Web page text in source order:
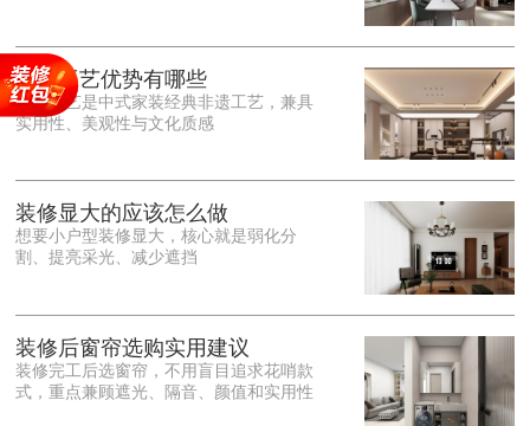
雕细琢的砖、木、石雕为特色，线条古朴
大气，意境悠远，自带东方中式雅致韵
味，耐看且不易过时。<o:p></o:p> 在工
艺品质上，徽派工艺遵循古法匠心工序，
保耐用，抗风化、耐腐蚀，使用
徽派工艺优势有哪些
徽派工艺是中式家装经典非遗工艺，兼具
实用性、美观性与文化质感
装修显大的应该怎么做
想要小户型装修显大，核心就是弱化分
割、提亮采光、减少遮挡
装修后窗帘选购实用建议
装修完工后选窗帘，不用盲目追求花哨款
式，重点兼顾遮光、隔音、颜值和实用性